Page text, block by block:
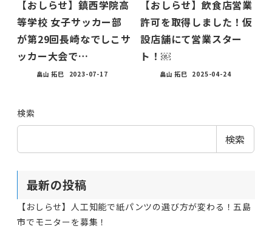
【おしらせ】鎮西学院高
等学校 女子サッカー部
が第29回長崎なでしこサ
ッカー大会で…
畠山 拓巳 2023-07-17
【おしらせ】飲食店営業
許可を取得しました！仮
設店舗にて営業スター
ト！￼
畠山 拓巳 2025-04-24
検索
検索
最新の投稿
【おしらせ】人工知能で紙パンツの選び方が変わる！五島
市でモニターを募集！